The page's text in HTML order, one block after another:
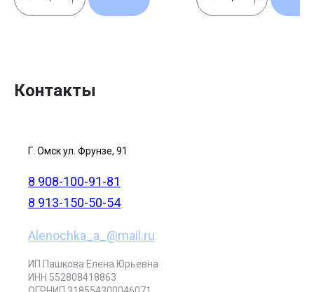
Контакты
Г. Омск ул. Фрунзе, 91
8 908-100-91-81
8 913-150-50-54
Alenochka_a_@mail.ru
ИП Пашкова Елена Юрьевна
ИНН 552808418863